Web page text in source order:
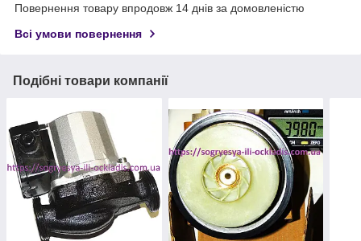
Повернення товару впродовж 14 днів за домовленістю
Всі умови повернення
Подібні товари компанії